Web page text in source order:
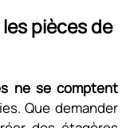
pièces de
ne se comptent
Que demander